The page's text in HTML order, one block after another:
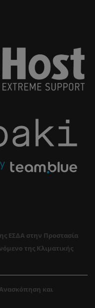
ΕΣΔΑ στην Προστασία
της Κλιματικής
και